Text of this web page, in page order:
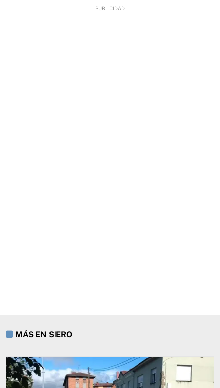
MÁS EN SIERO